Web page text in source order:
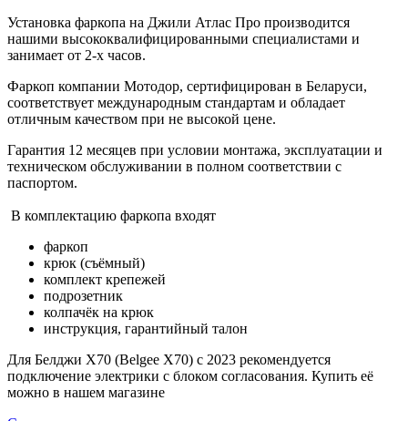
Установка фаркопа на Джили Атлас Про производится
нашими высококвалифицированными специалистами и
занимает от 2-х часов.
Фаркоп компании Мотодор, сертифицирован в Беларуси,
соответствует международным стандартам и обладает
отличным качеством при не высокой цене.
Гарантия 12 месяцев при условии монтажа, эксплуатации и
техническом обслуживании в полном соответствии с
паспортом.
В комплектацию фаркопа входят
фаркоп
крюк (съёмный)
комплект крепежей
подрозетник
колпачёк на крюк
инструкция, гарантийный талон
Для Белджи Х70 (Belgee X70) с 2023 рекомендуется
подключение электрики с блоком согласования. Купить её
можно в нашем магазине